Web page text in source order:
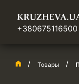
+380675116500
Товары